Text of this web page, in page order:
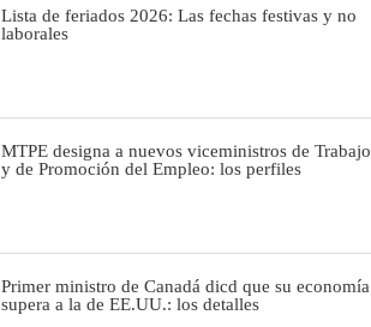
Lista de feriados 2026: Las fechas festivas y no
laborales
MTPE designa a nuevos viceministros de Trabajo
y de Promoción del Empleo: los perfiles
Primer ministro de Canadá dicd que su economía
supera a la de EE.UU.: los detalles